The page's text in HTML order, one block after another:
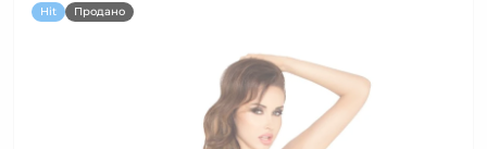
Hit Продано